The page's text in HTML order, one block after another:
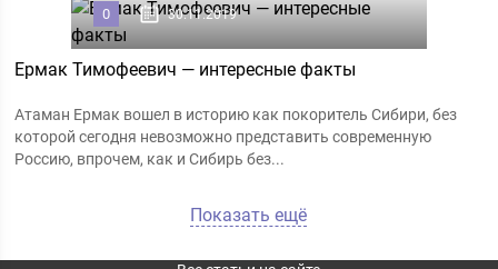
0 30.11.2019
Ермак Тимофеевич — интересные факты
Атаман Ермак вошел в историю как покоритель Сибири, без
которой сегодня невозможно представить современную
Россию, впрочем, как и Сибирь без...
Показать ещё